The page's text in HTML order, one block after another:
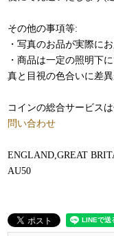
その他の事項等:
・写真のお品が実際に
・商品は一定の照明下
真と目視の色合いに差
コインの総合サービス
問い合わせ
ENGLAND,GREAT
AU50